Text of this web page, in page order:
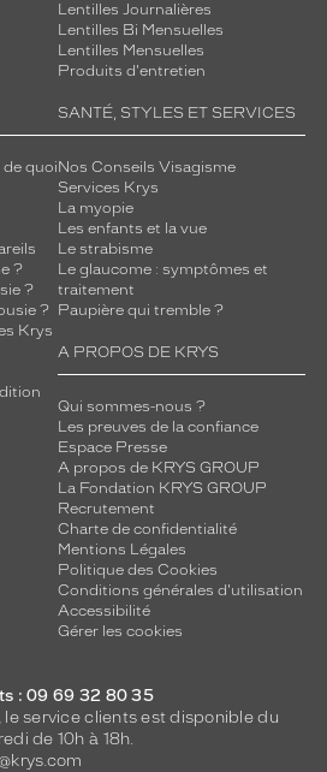
Lentilles Journalières
Lentilles Bi Mensuelles
Lentilles Mensuelles
Produits d'entretien
de quoi
?
?
?
Krys
SANTÉ, STYLES ET SERVICES
Nos Conseils Visagisme
Services Krys
La myopie
Les enfants et la vue
Le strabisme
Le glaucome : symptômes et
traitement
Paupière qui tremble ?
A PROPOS DE KRYS
Qui sommes-nous ?
Les preuves de la confiance
Espace Presse
A propos de KRYS GROUP
La Fondation KRYS GROUP
Recrutement
Charte de confidentialité
Mentions Légales
Politique des Cookies
Conditions générales d'utilisation
Accessibilité
Gérer les cookies
: 09 69 32 80 35
le service clients est disponible du
de 10h à 18h.